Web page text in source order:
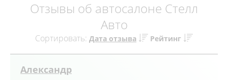
Отзывы об автосалоне Стелл
Авто
Сортировать: Дата отзыва Рейтинг
Александр